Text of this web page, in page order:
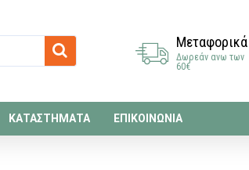
Μεταφορικά
Δωρεάν ανω των
60€
ΚΑΤΑΣΤΗΜΑΤΑ ΕΠΙΚΟΙΝΩΝΙΑ